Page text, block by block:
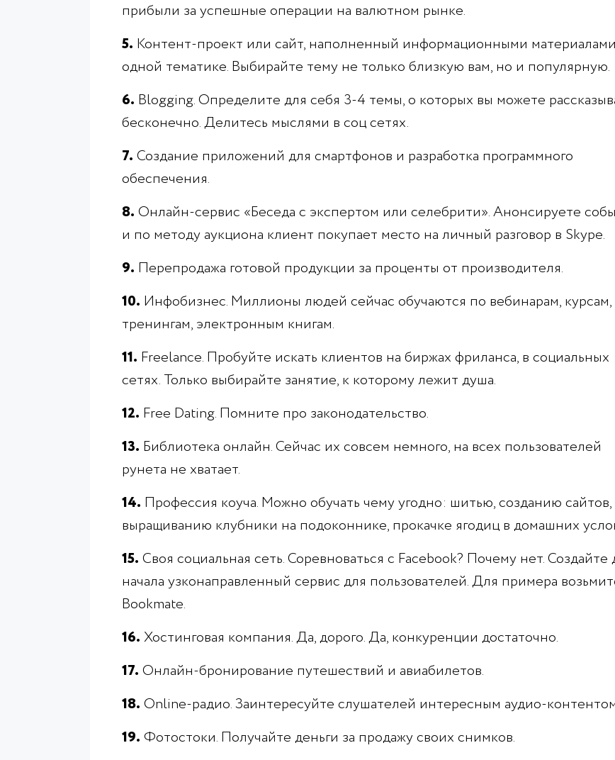
прибыли за успешные операции на валютном рынке.
5. Контент-проект или сайт, наполненный информационными
одной тематике. Выбирайте тему не только близкую вам, но и популярную.
6. Blogging. Определите для себя 3-4 темы, о которых вы можете
бесконечно. Делитесь мыслями в соц сетях.
7. Создание приложений для смартфонов и разработка программного
обеспечения.
8. Онлайн-сервис «Беседа с экспертом или селебрити». Анонсируете
и по методу аукциона клиент покупает место на личный разговор в Skype.
9. Перепродажа готовой продукции за проценты от производителя.
10. Инфобизнес. Миллионы людей сейчас обучаются по вебинарам, курсам,
тренингам, электронным книгам.
11. Freelance. Пробуйте искать клиентов на биржах фриланса, в социальных
сетях. Только выбирайте занятие, к которому лежит душа.
12. Free Dating. Помните про законодательство.
13. Библиотека онлайн. Сейчас их совсем немного, на всех пользователей
рунета не хватает.
14. Профессия коуча. Можно обучать чему угодно: шитью, созданию сайтов,
выращиванию клубники на подоконнике, прокачке ягодиц в домашних
15. Своя социальная сеть. Соревноваться с Facebook? Почему нет. Создайте
начала узконаправленный сервис для пользователей. Для примера
Bookmate.
16. Хостинговая компания. Да, дорого. Да, конкуренции достаточно.
17. Онлайн-бронирование путешествий и авиабилетов.
18. Online-радио. Заинтересуйте слушателей интересным аудио-
19. Фотостоки. Получайте деньги за продажу своих снимков.